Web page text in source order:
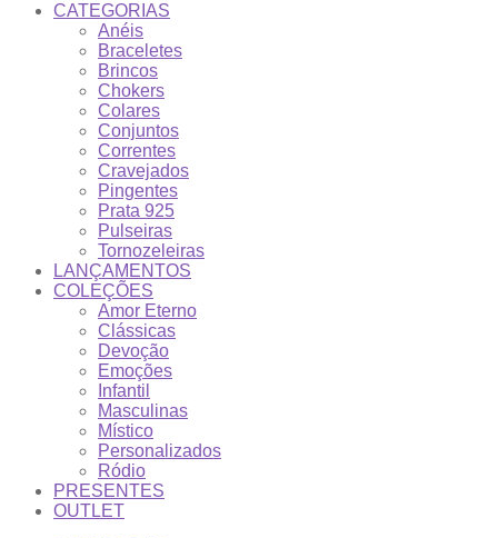
CATEGORIAS
Anéis
Braceletes
Brincos
Chokers
Colares
Conjuntos
Correntes
Cravejados
Pingentes
Prata 925
Pulseiras
Tornozeleiras
LANÇAMENTOS
COLEÇÕES
Amor Eterno
Clássicas
Devoção
Emoções
Infantil
Masculinas
Místico
Personalizados
Ródio
PRESENTES
OUTLET